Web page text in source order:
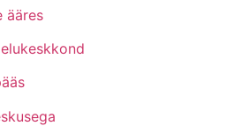
ääres